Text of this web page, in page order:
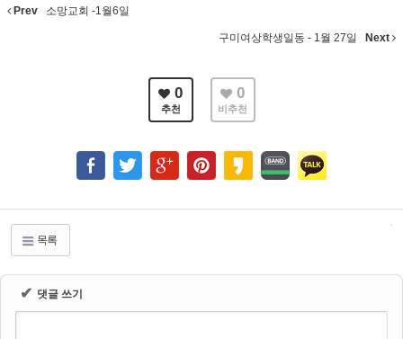
Prev 소망교회 -1월6일
구미여상학생일동 - 1월 27일 Next
0
추천
0
비추천
목록
✔ 댓글 쓰기